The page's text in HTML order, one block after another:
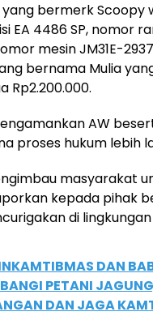
bermerk Scoopy
EA 4486 SP, nomor
mesin JM31E-
bernama Mulia
Rp2.200.000.
AW
proses hukum lebih
masyarakat
kepada pihak
di
DAN
PETANI
DAN JAGA